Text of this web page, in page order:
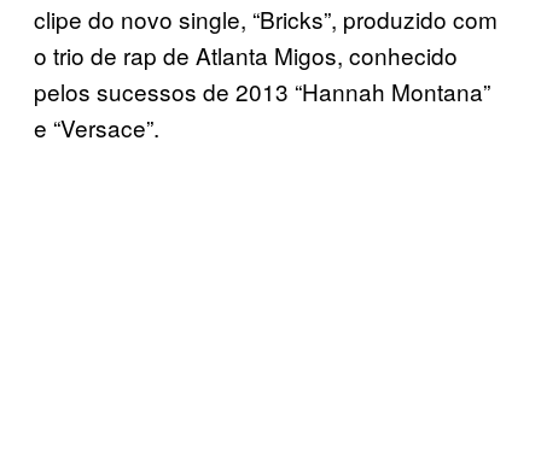
clipe do novo single, “Bricks”, produzido com
o trio de rap de Atlanta Migos, conhecido
pelos sucessos de 2013 “Hannah Montana”
e “Versace”.